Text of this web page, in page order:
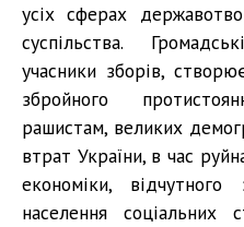
усіх сферах
суспільства.
учасники зборів,
збройного
рашистам, великих
втрат України, в час
економіки,
населення соціальних